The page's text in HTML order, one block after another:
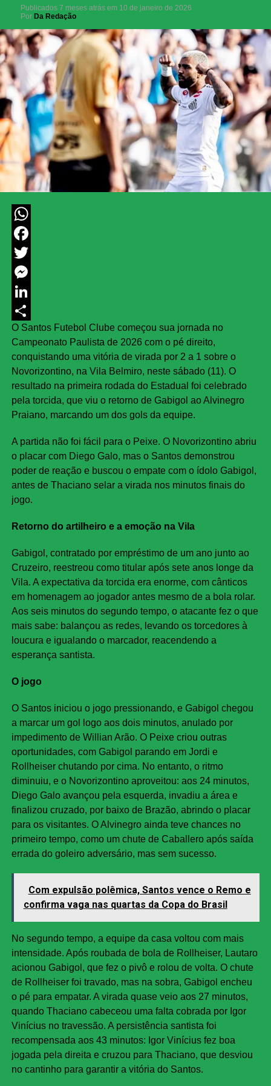
Publicados 7 meses atrás em 10 de janeiro de 2026
Por Da Redação
WhatsApp
Facebook
Twitter
Messenger
LinkedIn
Share
O Santos Futebol Clube começou sua jornada no
Campeonato Paulista de 2026 com o pé direito,
conquistando uma vitória de virada por 2 a 1 sobre o
Novorizontino, na Vila Belmiro, neste sábado (11). O
resultado na primeira rodada do Estadual foi celebrado
pela torcida, que viu o retorno de Gabigol ao Alvinegro
Praiano, marcando um dos gols da equipe.
A partida não foi fácil para o Peixe. O Novorizontino abriu
o placar com Diego Galo, mas o Santos demonstrou
poder de reação e buscou o empate com o ídolo Gabigol,
antes de Thaciano selar a virada nos minutos finais do
jogo.
Retorno do artilheiro e a emoção na Vila
Gabigol, contratado por empréstimo de um ano junto ao
Cruzeiro, reestreou como titular após sete anos longe da
Vila. A expectativa da torcida era enorme, com cânticos
em homenagem ao jogador antes mesmo de a bola rolar.
Aos seis minutos do segundo tempo, o atacante fez o que
mais sabe: balançou as redes, levando os torcedores à
loucura e igualando o marcador, reacendendo a
esperança santista.
O jogo
O Santos iniciou o jogo pressionando, e Gabigol chegou
a marcar um gol logo aos dois minutos, anulado por
impedimento de Willian Arão. O Peixe criou outras
oportunidades, com Gabigol parando em Jordi e
Rollheiser chutando por cima. No entanto, o ritmo
diminuiu, e o Novorizontino aproveitou: aos 24 minutos,
Diego Galo avançou pela esquerda, invadiu a área e
finalizou cruzado, por baixo de Brazão, abrindo o placar
para os visitantes. O Alvinegro ainda teve chances no
primeiro tempo, como um chute de Caballero após saída
errada do goleiro adversário, mas sem sucesso.
Com expulsão polêmica, Santos vence o Remo e
confirma vaga nas quartas da Copa do Brasil
No segundo tempo, a equipe da casa voltou com mais
intensidade. Após roubada de bola de Rollheiser, Lautaro
acionou Gabigol, que fez o pivô e rolou de volta. O chute
de Rollheiser foi travado, mas na sobra, Gabigol encheu
o pé para empatar. A virada quase veio aos 27 minutos,
quando Thaciano cabeceou uma falta cobrada por Igor
Vinícius no travessão. A persistência santista foi
recompensada aos 43 minutos: Igor Vinícius fez boa
jogada pela direita e cruzou para Thaciano, que desviou
no cantinho para garantir a vitória do Santos.